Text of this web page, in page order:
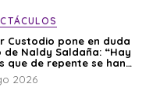
Custodio pone en duda
de Naldy Saldaña: “Hay
que de repente se han
2026